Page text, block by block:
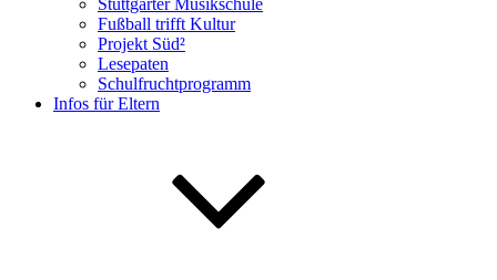
Stuttgarter Musikschule
Fußball trifft Kultur
Projekt Süd²
Lesepaten
Schulfruchtprogramm
Infos für Eltern